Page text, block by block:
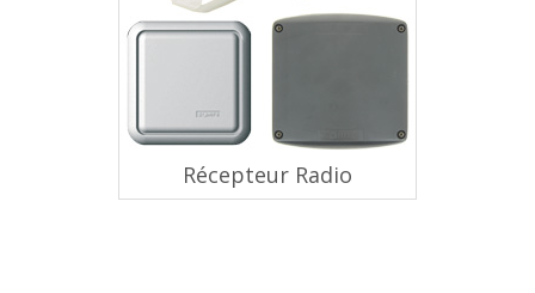
Récepteur Radio